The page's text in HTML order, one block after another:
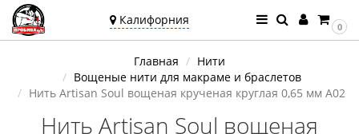
Калифорния
Калифорния
Угадали?
0
Главная
Нити
Вощеные нити для макраме и браслетов
Нить Artisan Soul вощеная крученая круглая 0,65 мм A02
Нить Artisan Soul вощеная